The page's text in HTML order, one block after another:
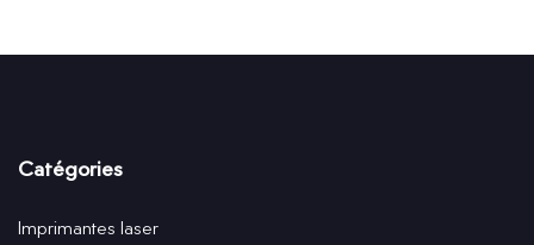
Catégories
Imprimantes laser